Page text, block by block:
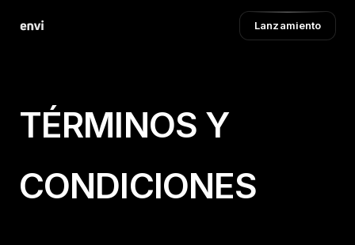
Lanzamiento
TÉRMINOS Y
CONDICIONES